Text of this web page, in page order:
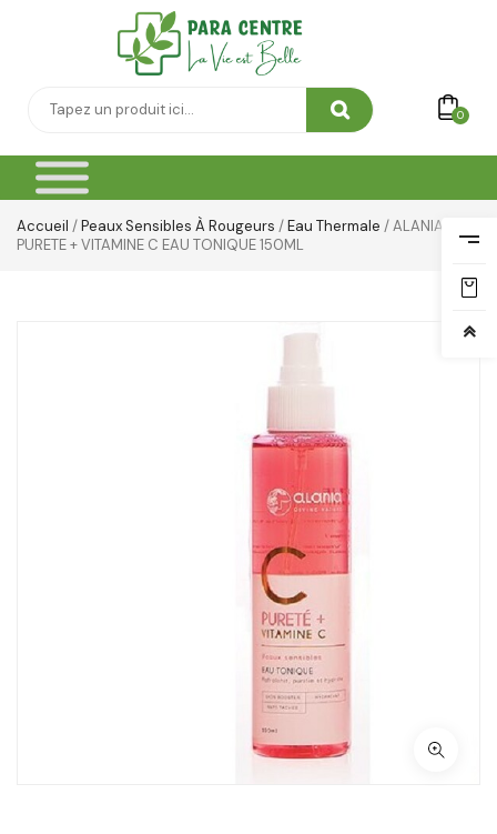
0
Accueil /Peaux Sensibles À Rougeurs /Eau Thermale / ALANIA
PURETE + VITAMINE C EAU TONIQUE 150ML
Vêtement Amincissant
Yeux & Lévres